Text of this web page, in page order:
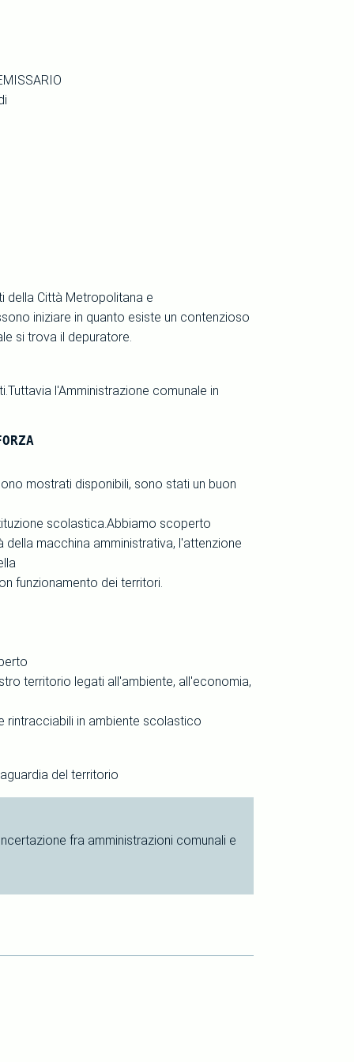
della Città Metropolitana e
iniziare in quanto esiste un contenzioso
si trova il depuratore.
l'Amministrazione comunale in
mostrati disponibili, sono stati un buon
scolastica.Abbiamo scoperto
della macchina amministrativa, l'attenzione
funzionamento dei territori.
territorio legati all'ambiente, all'economia,
rintracciabili in ambiente scolastico
del territorio
fra amministrazioni comunali e